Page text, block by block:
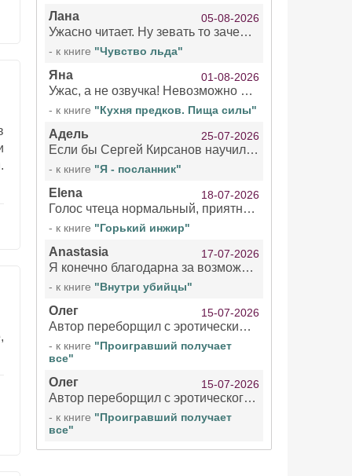
Лана 05-08-2026
Ужасно читает. Ну зевать то зачем. Уже не говорю, что ударения ставит, как хочет.
- к книге "Чувство льда"
Яна 01-08-2026
Ужас, а не озвучка! Невозможно вникать в смысл текста из за кривляний чтеца
- к книге "Кухня предков. Пища силы"
Адель 25-07-2026
Если бы Сергей Кирсанов научился не сглатывать каждые 1-2 минуты слюну, так что слышно в микрофоне и, что вызывает отвращение, то мелжно было бы слушать.
- к книге "Я - посланник"
Elena 18-07-2026
Голос чтеца нормальный, приятный тембр. Мне очень понравилось озвучивание рассказа. Очень странный отзыв Надежды. Может у неё что-то с нервами?
- к книге "Горький инжир"
Anastasia 17-07-2026
Я конечно благодарна за возможность бесплатно слушать книги даже новинки , но чтение этой книги просто ужасно
- к книге "Внутри убийцы"
Олег 15-07-2026
Автор переборщил с эротическими сценами. Похоже, с этим у него проблемы.
- к книге "Проигравший получает
все"
Олег 15-07-2026
Автор переборщил с эротического сценами. Похоже, с этим у него проблемы.
- к книге "Проигравший получает
все"